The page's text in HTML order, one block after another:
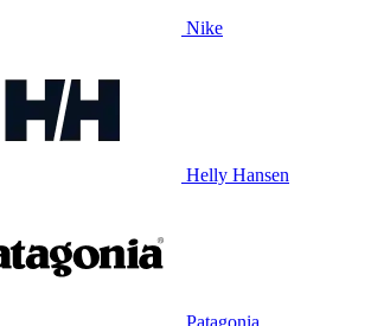
Nike
Helly Hansen
Patagonia